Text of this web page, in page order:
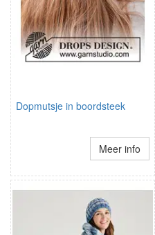
Dopmutsje in boordsteek
Meer info